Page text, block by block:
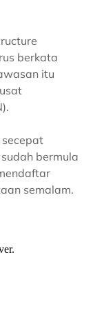
berkata
itu
bermula
semalam.